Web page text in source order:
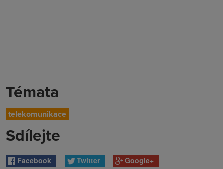
Témata
telekomunikace
Sdílejte
Facebook Twitter Google+